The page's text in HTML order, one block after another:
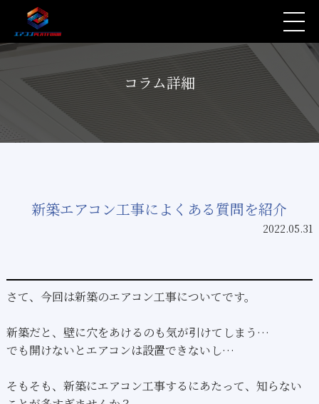
コラム詳細
新築エアコン工事によくある質問を紹介
2022.05.31
さて、今回は新築のエアコン工事についてです。
新築だと、壁に穴をあけるのも気が引けてしまう…
でも開けないとエアコンは設置できないし…
そもそも、新築にエアコン工事するにあたって、知らない